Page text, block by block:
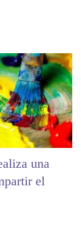
una
el